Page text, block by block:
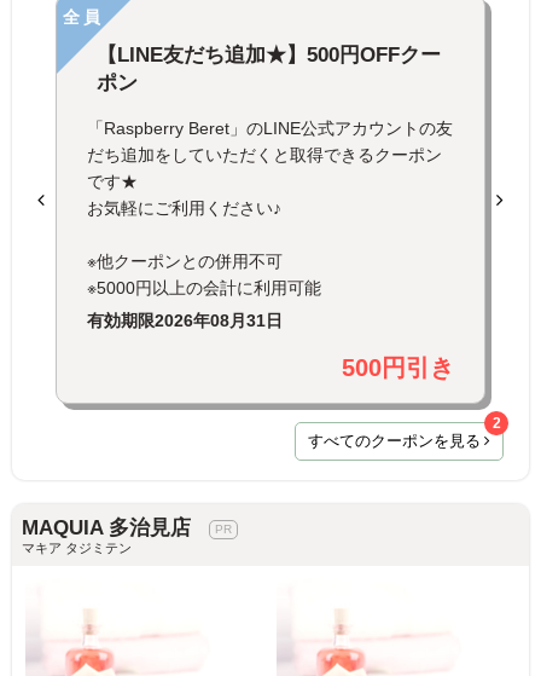
全員
【LINE友だち追加★】500円OFFクー
ポン
「Raspberry Beret」のLINE公式アカウントの友
だち追加をしていただくと取得できるクーポン
です★
お気軽にご利用ください♪
※他クーポンとの併用不可
※5000円以上の会計に利用可能
有効期限2026年08月31日
500円引き
すべてのクーポンを見る
2
MAQUIA 多治見店
マキア タジミテン